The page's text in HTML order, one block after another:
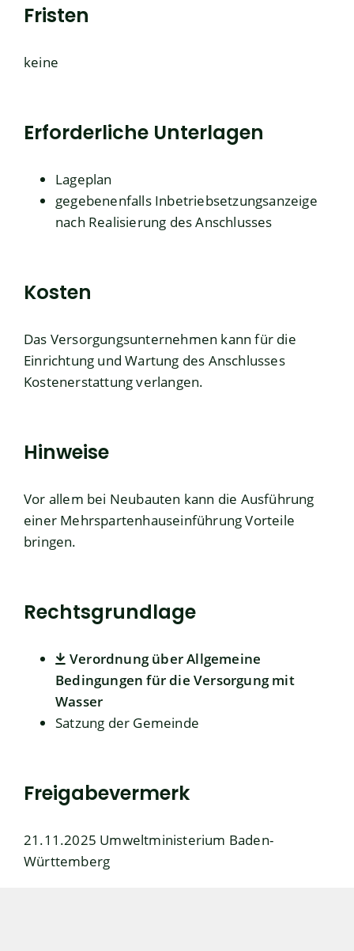
Fristen
keine
Erforderliche Unterlagen
Lageplan
gegebenenfalls Inbetriebsetzungsanzeige
nach Realisierung des Anschlusses
Kosten
Das Versorgungsunternehmen kann für die
Einrichtung und Wartung des Anschlusses
Kostenerstattung verlangen.
Hinweise
Vor allem bei Neubauten kann die Ausführung
einer Mehrspartenhauseinführung Vorteile
bringen.
Rechtsgrundlage
Verordnung über Allgemeine
Bedingungen für die Versorgung mit
Wasser
Satzung der Gemeinde
Freigabevermerk
21.11.2025 Umweltministerium Baden-
Württemberg